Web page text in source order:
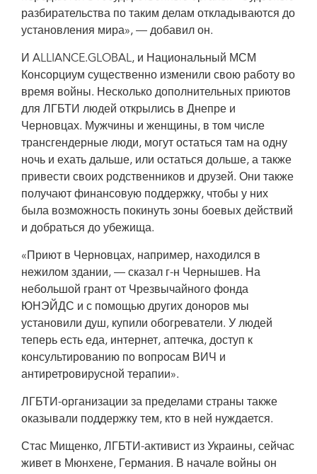
разбирательства по таким делам откладываются до
установления мира», — добавил он.
И ALLIANCE.GLOBAL, и Национальный МСМ
Консорциум существенно изменили свою работу во
время войны. Несколько дополнительных приютов
для ЛГБТИ людей открылись в Днепре и
Черновцах. Мужчины и женщины, в том числе
трансгендерные люди, могут остаться там на одну
ночь и ехать дальше, или остаться дольше, а также
привести своих родственников и друзей. Они также
получают финансовую поддержку, чтобы у них
была возможность покинуть зоны боевых действий
и добраться до убежища.
«Приют в Черновцах, например, находился в
нежилом здании, — сказал г-н Чернышев. На
небольшой грант от Чрезвычайного фонда
ЮНЭЙДС и с помощью других доноров мы
установили душ, купили обогреватели. У людей
теперь есть еда, интернет, аптечка, доступ к
консультированию по вопросам ВИЧ и
антиретровирусной терапии».
ЛГБТИ-организации за пределами страны также
оказывали поддержку тем, кто в ней нуждается.
Стас Мищенко, ЛГБТИ-активист из Украины, сейчас
живет в Мюнхене, Германия. В начале войны он